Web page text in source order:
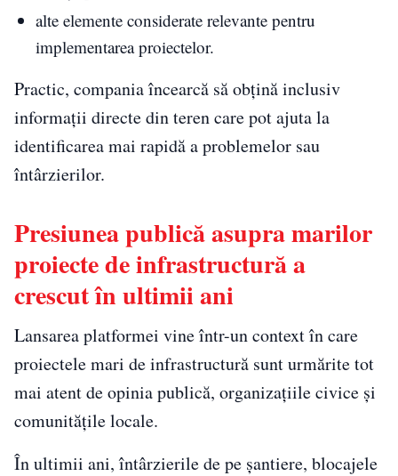
alte elemente considerate relevante pentru
implementarea proiectelor.
Practic, compania încearcă să obțină inclusiv
informații directe din teren care pot ajuta la
identificarea mai rapidă a problemelor sau
întârzierilor.
Presiunea publică asupra marilor
proiecte de infrastructură a
crescut în ultimii ani
Lansarea platformei vine într-un context în care
proiectele mari de infrastructură sunt urmărite tot
mai atent de opinia publică, organizațiile civice și
comunitățile locale.
În ultimii ani, întârzierile de pe șantiere, blocajele